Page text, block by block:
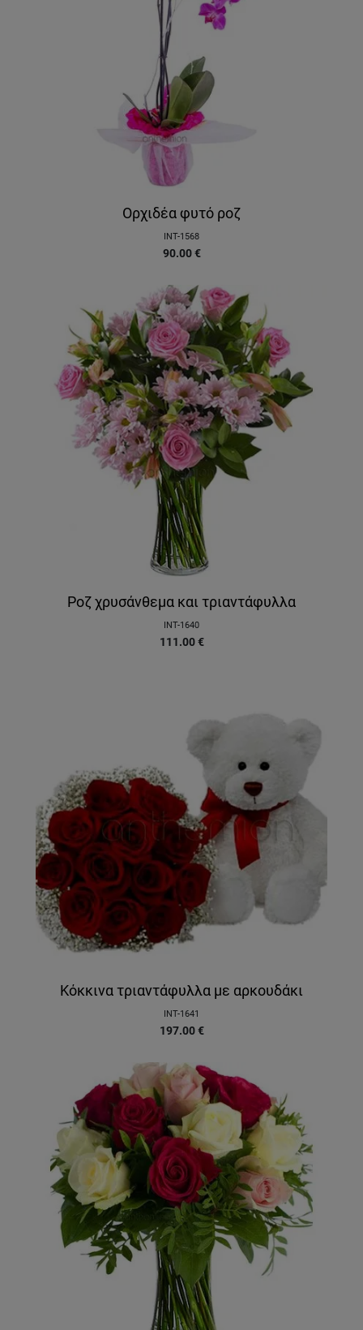
Ορχιδέα φυτό ροζ
INT-1568
90.00 €
Ροζ χρυσάνθεμα και τριαντάφυλλα
INT-1640
111.00 €
Κόκκινα τριαντάφυλλα με αρκουδάκι
INT-1641
197.00 €